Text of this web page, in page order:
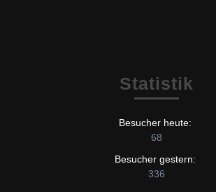
Statistik
Besucher heute:
68
Besucher gestern:
336